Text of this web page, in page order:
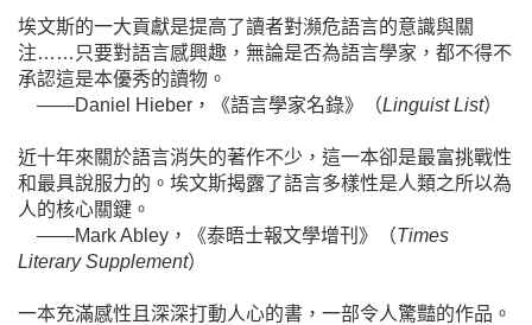
埃文斯的一大貢獻是提高了讀者對瀕危語言的意識與關
注……只要對語言感興趣，無論是否為語言學家，都不得不
承認這是本優秀的讀物。
——Daniel Hieber，《語言學家名錄》（Linguist List）
近十年來關於語言消失的著作不少，這一本卻是最富挑戰性
和最具說服力的。埃文斯揭露了語言多樣性是人類之所以為
人的核心關鍵。
——Mark Abley，《泰晤士報文學增刊》（Times
Literary Supplement）
一本充滿感性且深深打動人心的書，一部令人驚豔的作品。